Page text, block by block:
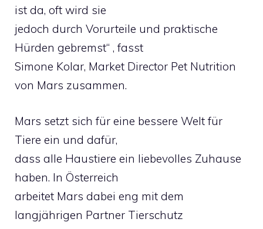
ist da, oft wird sie
jedoch durch Vorurteile und praktische
Hürden gebremst“ , fasst
Simone Kolar, Market Director Pet Nutrition
von Mars zusammen.
Mars setzt sich für eine bessere Welt für
Tiere ein und dafür,
dass alle Haustiere ein liebevolles Zuhause
haben. In Österreich
arbeitet Mars dabei eng mit dem
langjährigen Partner Tierschutz